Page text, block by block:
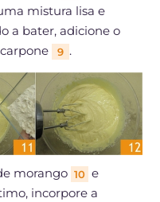
mistura lisa e
a bater, adicione o
9 .
morango 10 e
incorpore a